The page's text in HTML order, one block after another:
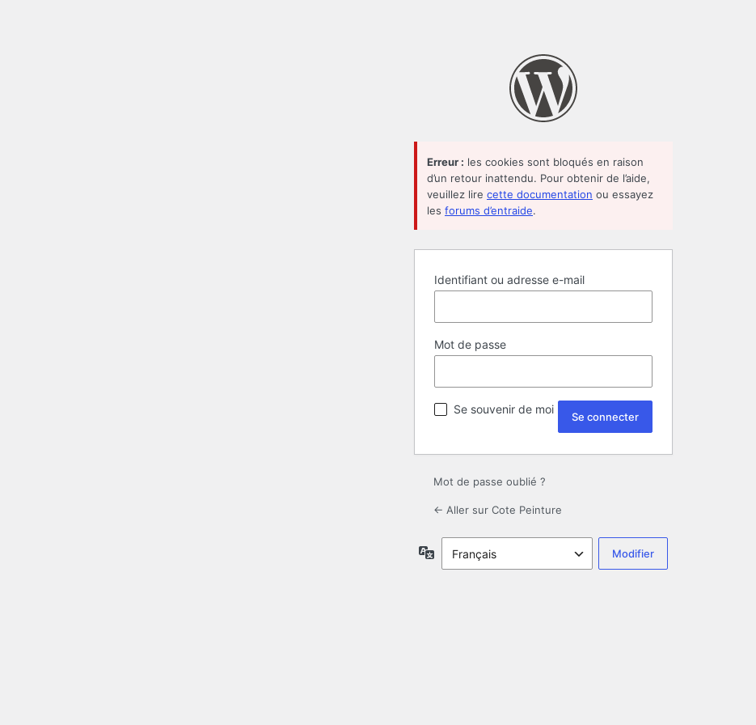
Erreur : les cookies sont bloqués en raison
d’un retour inattendu. Pour obtenir de l’aide,
veuillez lire cette documentation ou essayez
les forums d’entraide.
Identifiant ou adresse e-mail
Mot de passe
Se souvenir de moi
Mot de passe oublié ?
← Aller sur Cote Peinture
Langue